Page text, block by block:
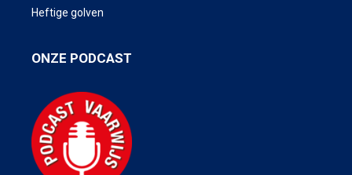
Heftige golven
ONZE PODCAST